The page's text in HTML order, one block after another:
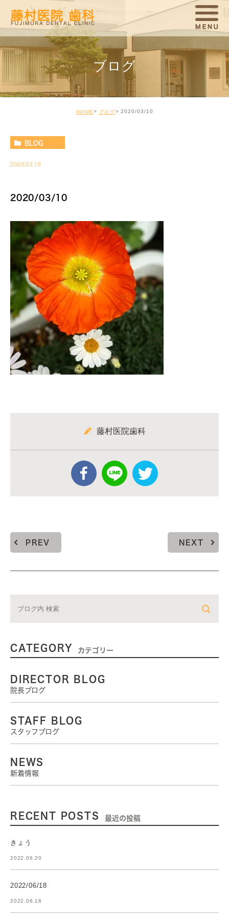
ブログ
HOME ブログ 2020/03/10
BLOG
2020.03.10
2020/03/10
藤村医院歯科
PREV NEXT
CATEGORY カテゴリー
DIRECTOR BLOG
院長ブログ
STAFF BLOG
スタッフブログ
NEWS
新着情報
RECENT POSTS 最近の投稿
きょう
2022.06.20
2022/06/18
2022.06.18